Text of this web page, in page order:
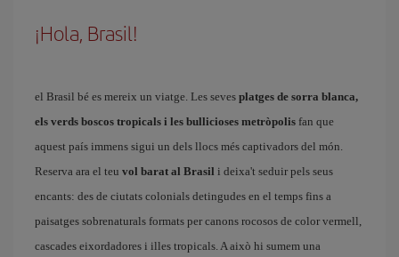
¡Hola, Brasil!
el Brasil bé es mereix un viatge. Les seves platges de sorra blanca,
els verds boscos tropicals i les bullicioses metròpolis fan que
aquest país immens sigui un dels llocs més captivadors del món.
Reserva ara el teu vol barat al Brasil i deixa't seduir pels seus
encants: des de ciutats colonials detingudes en el temps fins a
paisatges sobrenaturals formats per canons rocosos de color vermell,
cascades eixordadores i illes tropicals. A això hi sumem una